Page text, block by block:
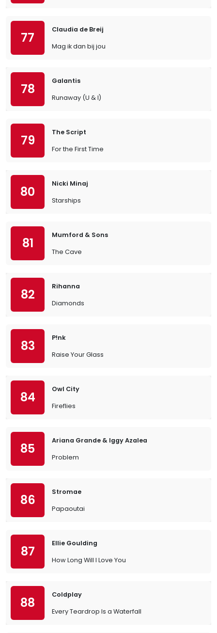
77
Claudia de Breij
Mag ik dan bij jou
78
Galantis
Runaway (U & I)
79
The Script
For the First Time
80
Nicki Minaj
Starships
81
Mumford & Sons
The Cave
82
Rihanna
Diamonds
83
P!nk
Raise Your Glass
84
Owl City
Fireflies
85
Ariana Grande & Iggy Azalea
Problem
86
Stromae
Papaoutai
87
Ellie Goulding
How Long Will I Love You
88
Coldplay
Every Teardrop Is a Waterfall